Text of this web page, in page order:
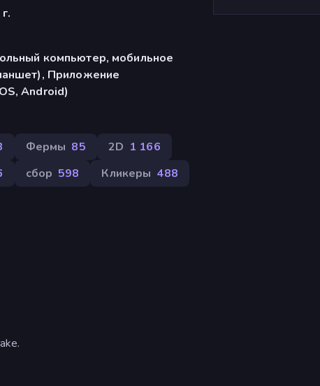
компьютер, мобильное
Приложение
Android)
Фермы 85 2D 1 166
сбор 598 Кликеры 488